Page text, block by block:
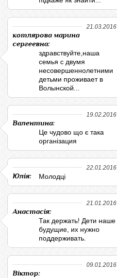
21.03.2016
котлярова марина
сергеевна:
здравствуйте,наша
семья с двумя
несовершеннолетними
детьми проживает в
Волынской...
19.02.2016
Валентина:
Це чудово що є така
організация
22.01.2016
Юлія: Молодці
21.01.2016
Анастасія:
Так держать! Дети наше
будущие, их нужно
поддерживать.
09.01.2016
Віктор: